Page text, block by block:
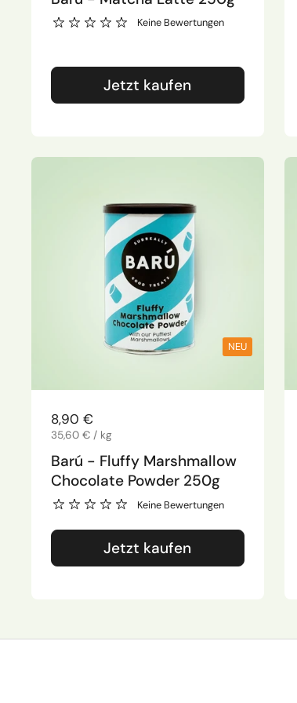
Keine Bewertungen
Jetzt kaufen
Regulärer Preis
8,90 €
Stückpreis
35,60 € / kg
Barú - Fluffy Marshmallow
Chocolate Powder 250g
Keine Bewertungen
Jetzt kaufen
NEU